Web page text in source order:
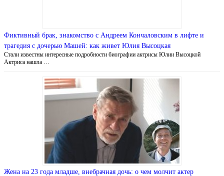
Фиктивный брак, знакомство с Андреем Кончаловским в лифте и
трагедия с дочерью Машей: как живет Юлия Высоцкая
Стали известны интересные подробности биографии актрисы Юлии Высоцкой
Актриса нашла …
Жена на 23 года младше, внебрачная дочь: о чем молчит актер